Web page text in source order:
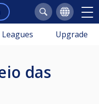
Leagues Upgrade